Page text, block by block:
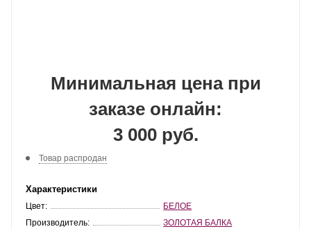
Минимальная цена при
заказе онлайн:
3 000 руб.
Товар распродан
Характеристики
Цвет:
БЕЛОЕ
Производитель:
ЗОЛОТАЯ БАЛКА